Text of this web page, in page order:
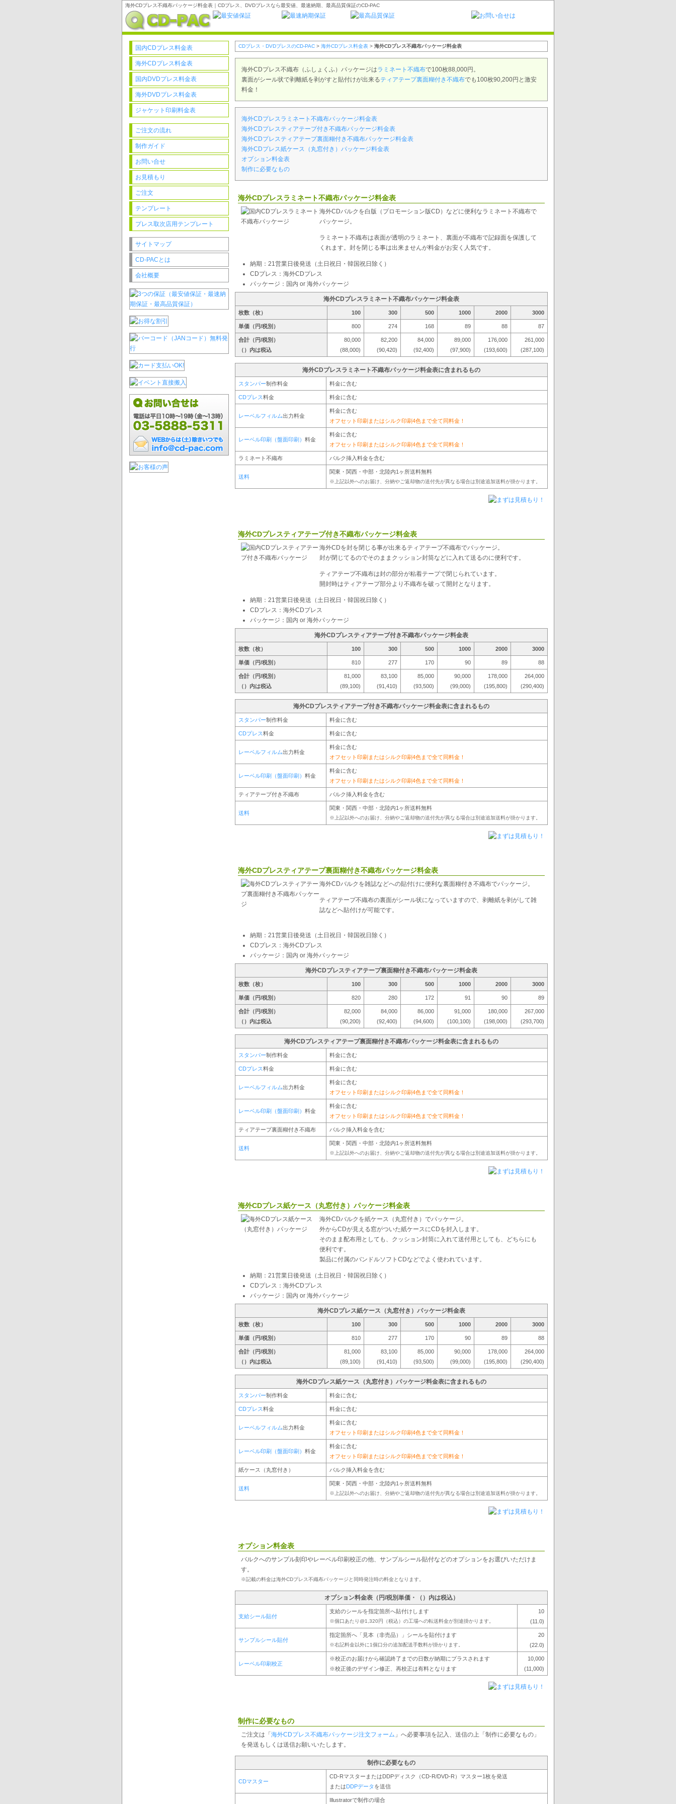
海外CDプレス不織布パッケージ料金表｜CDプレス、DVDプレスなら最安値、最速納期、最高品質保証のCD-PAC
CDプレス・DVDプレスのCD-PAC > 海外CDプレス料金表 > 海外CDプレス不織布パッケージ料金表
海外CDプレス不織布（ふしょくふ）パッケージはラミネート不織布で100枚88,000円。
裏面がシール状で剥離紙を剥がすと貼付けが出来るティアテープ裏面糊付き不織布でも100枚90,200円と激安
料金！
海外CDプレスラミネート不織布パッケージ料金表
海外CDプレスティアテープ付き不織布パッケージ料金表
海外CDプレスティアテープ裏面糊付き不織布パッケージ料金表
海外CDプレス紙ケース（丸窓付き）パッケージ料金表
オプション料金表
制作に必要なもの
海外CDプレスラミネート不織布パッケージ料金表
海外CDバルクを白版（プロモーション版CD）などに便利なラミネート不織布で
パッケージ。
ラミネート不織布は表面が透明のラミネート、裏面が不織布で記録面を保護して
くれます。封を閉じる事は出来ませんが料金がお安く人気です。
納期：21営業日後発送（土日祝日・韓国祝日除く）
CDプレス：海外CDプレス
パッケージ：国内 or 海外パッケージ
海外CDプレスラミネート不織布パッケージ料金表
枚数（枚） 100 300 500 1000 2000 3000
単価（円/税別） 800 274 168 89 88 87
合計（円/税別）
（）内は税込
80,000
(88,000)
82,200
(90,420)
84,000
(92,400)
89,000
(97,900)
176,000
(193,600)
261,000
(287,100)
海外CDプレスラミネート不織布パッケージ料金表に含まれるもの
スタンパー制作料金 料金に含む
CDプレス料金 料金に含む
レーベルフィルム出力料金
料金に含む
オフセット印刷またはシルク印刷4色まで全て同料金！
レーベル印刷（盤面印刷） 料金
料金に含む
オフセット印刷またはシルク印刷4色まで全て同料金！
ラミネート不織布 バルク挿入料金を含む
送料
関東・関西・中部・北陸内1ヶ所送料無料
※上記以外へのお届け、分納やご返却物の送付先が異なる場合は別途追加送料が掛かります。
海外CDプレスティアテープ付き不織布パッケージ料金表
海外CDを封を閉じる事が出来るティアテープ不織布でパッケージ。
封が閉じてるのでそのままクッション封筒などに入れて送るのに便利です。
ティアテープ不織布は封の部分が粘着テープで閉じられています。
開封時はティアテープ部分より不織布を破って開封となります。
納期：21営業日後発送（土日祝日・韓国祝日除く）
CDプレス：海外CDプレス
パッケージ：国内 or 海外パッケージ
海外CDプレスティアテープ付き不織布パッケージ料金表
枚数（枚） 100 300 500 1000 2000 3000
単価（円/税別） 810 277 170 90 89 88
合計（円/税別）
（）内は税込
81,000
(89,100)
83,100
(91,410)
85,000
(93,500)
90,000
(99,000)
178,000
(195,800)
264,000
(290,400)
海外CDプレスティアテープ付き不織布パッケージ料金表に含まれるもの
スタンパー制作料金 料金に含む
CDプレス料金 料金に含む
レーベルフィルム出力料金
料金に含む
オフセット印刷またはシルク印刷4色まで全て同料金！
レーベル印刷（盤面印刷） 料金
料金に含む
オフセット印刷またはシルク印刷4色まで全て同料金！
ティアテープ付き不織布 バルク挿入料金を含む
送料
関東・関西・中部・北陸内1ヶ所送料無料
※上記以外へのお届け、分納やご返却物の送付先が異なる場合は別途追加送料が掛かります。
海外CDプレスティアテープ裏面糊付き不織布パッケージ料金表
海外CDバルクを雑誌などへの貼付けに便利な裏面糊付き不織布でパッケージ。
ティアテープ不織布の裏面がシール状になっていますので、剥離紙を剥がして雑
誌などへ貼付けが可能です。
納期：21営業日後発送（土日祝日・韓国祝日除く）
CDプレス：海外CDプレス
パッケージ：国内 or 海外パッケージ
海外CDプレスティアテープ裏面糊付き不織布パッケージ料金表
枚数（枚） 100 300 500 1000 2000 3000
単価（円/税別） 820 280 172 91 90 89
合計（円/税別）
（）内は税込
82,000
(90,200)
84,000
(92,400)
86,000
(94,600)
91,000
(100,100)
180,000
(198,000)
267,000
(293,700)
海外CDプレスティアテープ裏面糊付き不織布パッケージ料金表に含まれるもの
スタンパー制作料金 料金に含む
CDプレス料金 料金に含む
レーベルフィルム出力料金
料金に含む
オフセット印刷またはシルク印刷4色まで全て同料金！
レーベル印刷（盤面印刷） 料金
料金に含む
オフセット印刷またはシルク印刷4色まで全て同料金！
ティアテープ裏面糊付き不織布 バルク挿入料金を含む
送料
関東・関西・中部・北陸内1ヶ所送料無料
※上記以外へのお届け、分納やご返却物の送付先が異なる場合は別途追加送料が掛かります。
海外CDプレス紙ケース（丸窓付き）パッケージ料金表
海外CDバルクを紙ケース（丸窓付き）でパッケージ。
外からCDが見える窓がついた紙ケースにCDを封入します。
そのまま配布用としても、クッション封筒に入れて送付用としても、どちらにも
便利です。
製品に付属のバンドルソフトCDなどでよく使われています。
納期：21営業日後発送（土日祝日・韓国祝日除く）
CDプレス：海外CDプレス
パッケージ：国内 or 海外パッケージ
海外CDプレス紙ケース（丸窓付き）パッケージ料金表
枚数（枚） 100 300 500 1000 2000 3000
単価（円/税別） 810 277 170 90 89 88
合計（円/税別）
（）内は税込
81,000
(89,100)
83,100
(91,410)
85,000
(93,500)
90,000
(99,000)
178,000
(195,800)
264,000
(290,400)
海外CDプレス紙ケース（丸窓付き）パッケージ料金表に含まれるもの
スタンパー制作料金 料金に含む
CDプレス料金 料金に含む
レーベルフィルム出力料金
料金に含む
オフセット印刷またはシルク印刷4色まで全て同料金！
レーベル印刷（盤面印刷） 料金
料金に含む
オフセット印刷またはシルク印刷4色まで全て同料金！
紙ケース（丸窓付き） バルク挿入料金を含む
送料
関東・関西・中部・北陸内1ヶ所送料無料
※上記以外へのお届け、分納やご返却物の送付先が異なる場合は別途追加送料が掛かります。
オプション料金表
バルクへのサンプル刻印やレーベル印刷校正の他、サンプルシール貼付などのオプションをお選びいただけま
す。
※記載の料金は海外CDプレス不織布パッケージと同時発注時の料金となります。
オプション料金表（円/税別単価・（）内は税込）
支給シール貼付
支給のシールを指定箇所へ貼付けします
※個口あたり@1,320円（税込）の工場への転送料金が別途掛かります。
10
(11.0)
サンプルシール貼付
指定箇所へ「見本（非売品）」シールを貼付けます
※右記料金以外に1個口分の追加配送手数料が掛かります。
20
(22.0)
レーベル印刷校正
※校正のお届けから確認終了までの日数が納期にプラスされます
※校正後のデザイン修正、再校正は有料となります
10,000
(11,000)
制作に必要なもの
ご注文は「 海外CDプレス不織布パッケージ注文フォーム 」へ必要事項を記入、送信の上「制作に必要なもの」
を発送もしくは送信お願いいたします。
制作に必要なもの
CDマスター
CD-RマスターまたはDDPディスク（CD-R/DVD-R）マスター1枚を発送
またはDDPデータ を送信
Illustratorで制作の場合
国内CDプレス料金表
海外CDプレス料金表
国内DVDプレス料金表
海外DVDプレス料金表
ジャケット印刷料金表
ご注文の流れ
制作ガイド
お問い合せ
お見積もり
ご注文
テンプレート
プレス取次店用テンプレート
サイトマップ
CD-PACとは
会社概要